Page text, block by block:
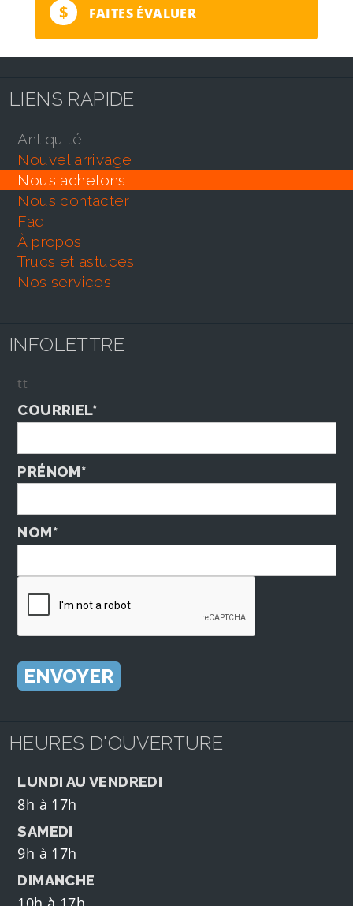
$ FAITES ÉVALUER
LIENS RAPIDE
antiquité
nouvel arrivage
nous achetons
nous contacter
faq
À propos
trucs et astuces
nos services
INFOLETTRE
tt
COURRIEL*
PRÉNOM*
NOM*
HEURES D'OUVERTURE
LUNDI AU VENDREDI
8h à 17h
SAMEDI
9h à 17h
DIMANCHE